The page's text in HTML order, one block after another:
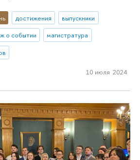
достижения
выпускники
о событии
магистратура
10 июля 2024